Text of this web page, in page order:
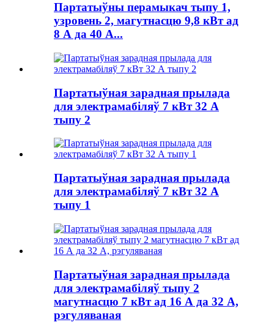
Партатыўны перамыкач тыпу 1,
узровень 2, магутнасцю 9,8 кВт ад
8 А да 40 А...
Партатыўная зарадная прылада
для электрамабіляў 7 кВт 32 А
тыпу 2
Партатыўная зарадная прылада
для электрамабіляў 7 кВт 32 А
тыпу 1
Партатыўная зарадная прылада
для электрамабіляў тыпу 2
магутнасцю 7 кВт ад 16 А да 32 А,
рэгуляваная